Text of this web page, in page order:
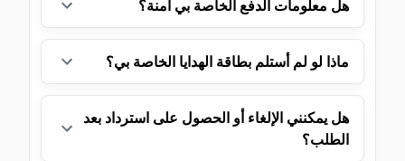
هل معلومات الدفع الخاصة بي آمنة؟
ماذا لو لم أستلم بطاقة الهدايا الخاصة بي؟
هل يمكنني الإلغاء أو الحصول على استرداد بعد
الطلب؟